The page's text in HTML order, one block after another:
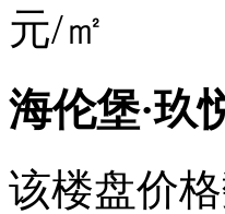
元/㎡
海伦堡·玖
该楼盘价